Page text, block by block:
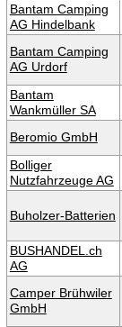
Bantam Camping
AG Hindelbank
Bantam Camping
AG Urdorf
Bantam
Wankmüller SA
Beromio GmbH
Bolliger
Nutzfahrzeuge AG
Buholzer-Batterien
BUSHANDEL.ch
AG
Camper Brühwiler
GmbH